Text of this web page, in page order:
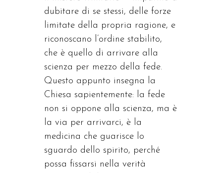
dubitare di se stessi, delle forze
limitate della propria ragione, e
riconoscano l’ordine stabilito,
che è quello di arrivare alla
scienza per mezzo della fede.
Questo appunto insegna la
Chiesa sapientemente: la fede
non si oppone alla scienza, ma è
la via per arrivarci, è la
medicina che guarisce lo
sguardo dello spirito, perché
possa fissarsi nella verità